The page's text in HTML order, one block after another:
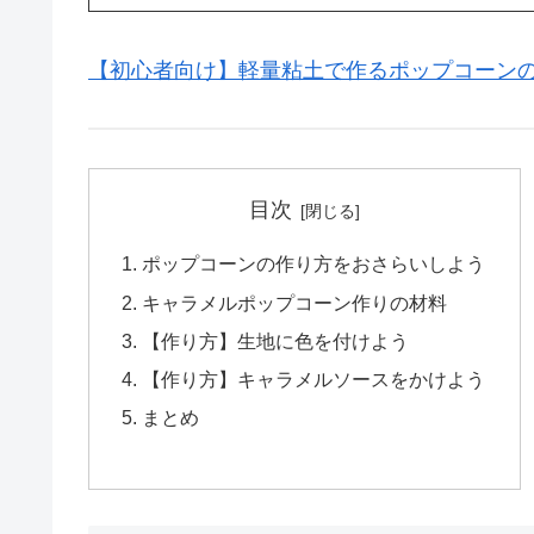
【初心者向け】軽量粘土で作るポップコーン
目次
ポップコーンの作り方をおさらいしよう
キャラメルポップコーン作りの材料
【作り方】生地に色を付けよう
【作り方】キャラメルソースをかけよう
まとめ